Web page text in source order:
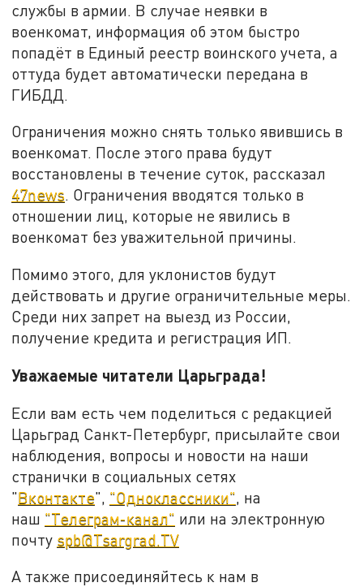
службы в армии. В случае неявки в
военкомат, информация об этом быстро
попадёт в Единый реестр воинского учета, а
оттуда будет автоматически передана в
ГИБДД.
Ограничения можно снять только явившись в
военкомат. После этого права будут
восстановлены в течение суток, рассказал
47news. Ограничения вводятся только в
отношении лиц, которые не явились в
военкомат без уважительной причины.
Помимо этого, для уклонистов будут
действовать и другие ограничительные меры.
Среди них запрет на выезд из России,
получение кредита и регистрация ИП.
Уважаемые читатели Царьграда!
Если вам есть чем поделиться с редакцией
Царьград Санкт-Петербург, присылайте свои
наблюдения, вопросы и новости на наши
странички в социальных сетях
"Вконтакте", "Одноклассники" , на
наш "Телеграм-канал" или на электронную
почту spb@Tsargrad.TV
А также присоединяйтесь к нам в